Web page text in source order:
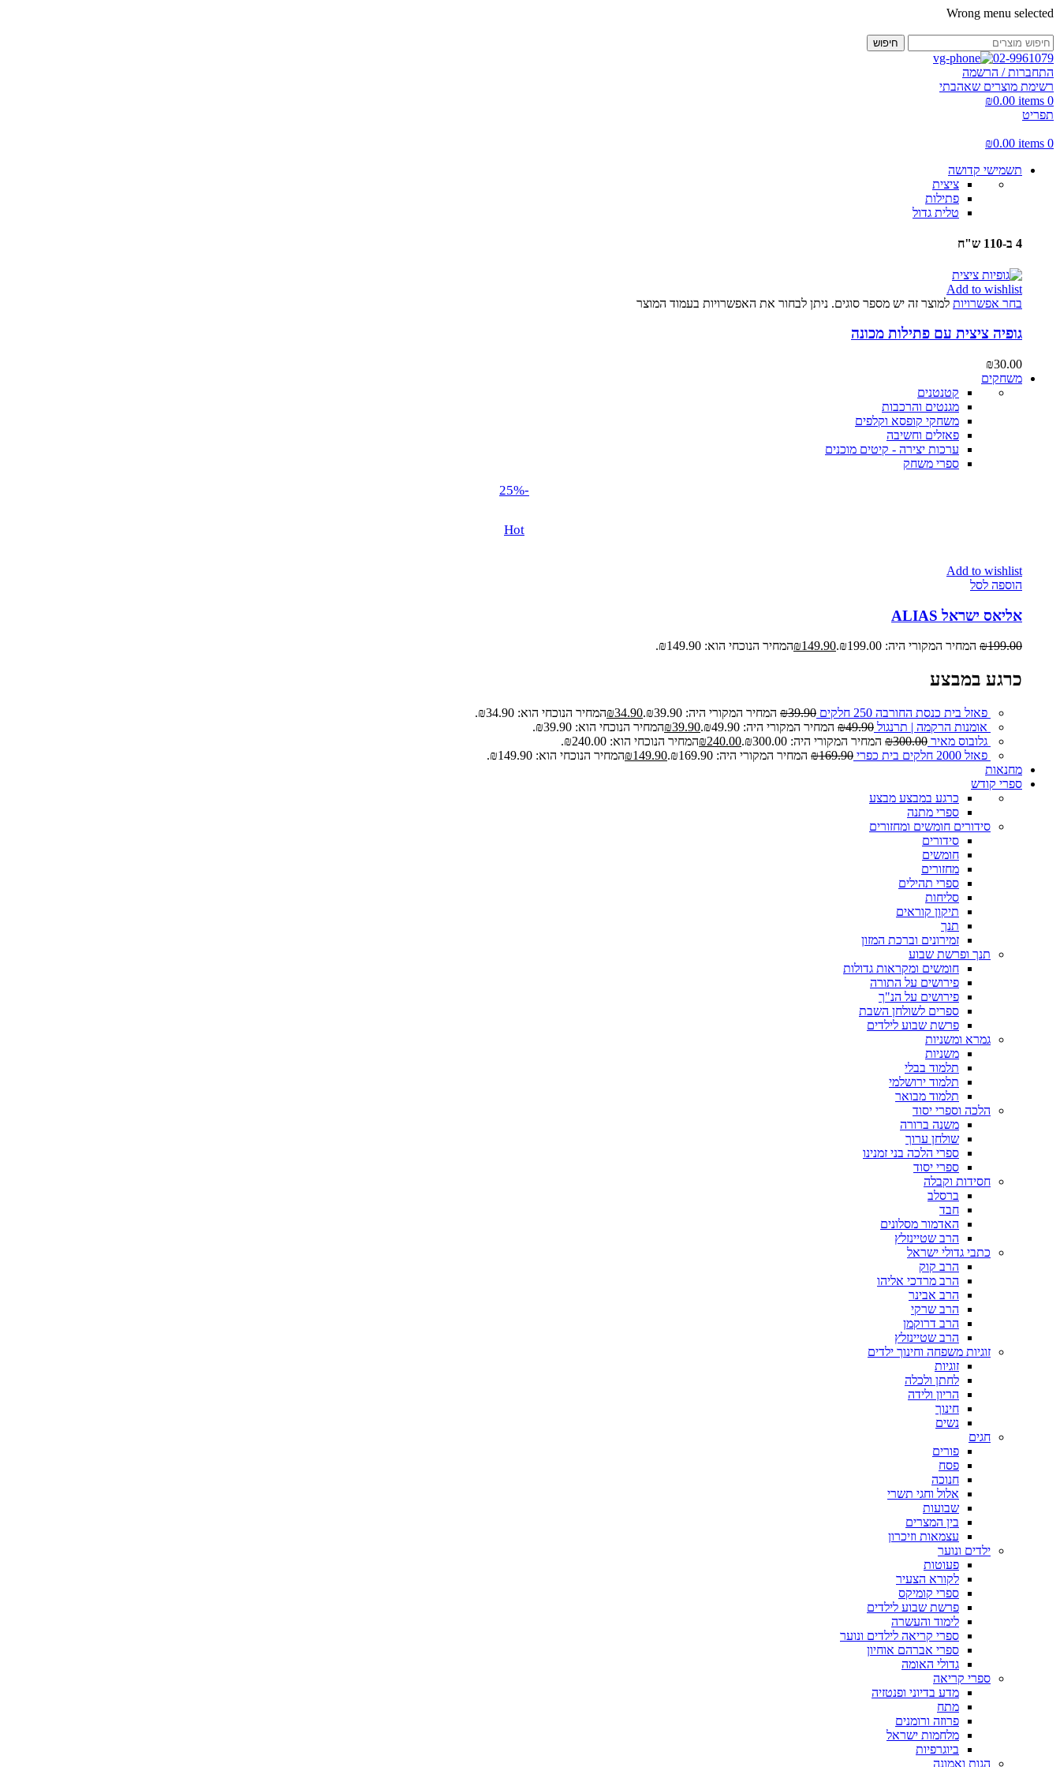
Wrong menu selected
חיפוש
02-9961079
התחברות / הרשמה
רשימת מוצרים שאהבתי
0
items
₪0.00
תפריט
0
items
₪0.00
תשמישי קדושה
ציצית
פתילות
טלית גדול
4 ב-110 ש"ח
Add to wishlist
בחר אפשרויות למוצר זה יש מספר סוגים. ניתן לבחור את האפשרויות בעמוד המוצר
גופיה ציצית עם פתילות מכונה
₪30.00
משחקים
קטנטנים
מגנטים והרכבות
משחקי קופסא וקלפים
פאזלים וחשיבה
ערכות יצירה - קיטים מוכנים
ספרי משחק
-25%
Hot
Add to wishlist
הוספה לסל
אליאס ישראל ALIAS
₪199.00 המחיר המקורי היה: ₪199.00. ₪149.90 המחיר הנוכחי הוא: ₪149.90.
כרגע במבצע
פאזל בית כנסת החורבה 250 חלקים ₪39.90 המחיר המקורי היה: ₪39.90. ₪34.90
המחיר הנוכחי הוא: ₪34.90.
אומנות הרקמה | תרנגול
₪49.90 המחיר המקורי היה: ₪49.90. ₪39.90
המחיר הנוכחי הוא: ₪39.90.
גלובוס מאיר
₪300.00 המחיר המקורי היה: ₪300.00. ₪240.00
המחיר הנוכחי הוא: ₪240.00.
פאזל 2000 חלקים בית כפרי
₪169.90 המחיר המקורי היה: ₪169.90. ₪149.90
המחיר הנוכחי הוא: ₪149.90.
מחנאות
ספרי קודש
כרגע במבצע מבצע
ספרי מתנה
סידורים חומשים ומחזורים
סידורים
חומשים
מחזורים
ספרי תהילים
סליחות
תיקון קוראים
תנך
זמירונים וברכת המזון
תנך ופרשת שבוע
חומשים ומקראות גדולות
פירושים על התורה
פירושים על הנ"ך
ספרים לשולחן השבת
פרשת שבוע לילדים
גמרא ומשניות
משניות
תלמוד בבלי
תלמוד ירושלמי
תלמוד מבואר
הלכה וספרי יסוד
משנה ברורה
שולחן ערוך
ספרי הלכה בני זמנינו
ספרי יסוד
חסידות וקבלה
ברסלב
חבד
האדמור מסלונים
הרב שטיינזלץ
כתבי גדולי ישראל
הרב קוק
הרב מרדכי אליהו
הרב אבינר
הרב שרקי
הרב דרוקמן
הרב שטיינזלץ
זוגיות משפחה וחינוך ילדים
זוגיות
לחתן ולכלה
הריון ולידה
חינוך
נשים
חגים
פורים
פסח
חנוכה
אלול וחגי תשרי
שבועות
בין המצרים
עצמאות וזיכרון
ילדים ונוער
פעוטות
לקורא הצעיר
ספרי קומיקס
פרשת שבוע לילדים
לימוד והעשרה
ספרי קריאה לילדים ונוער
ספרי אברהם אוחיון
גדולי האומה
ספרי קריאה
מדע בדיוני ופנטזיה
מתח
פרוזה ורומנים
מלחמות ישראל
ביוגרפיות
הגות ואמונה